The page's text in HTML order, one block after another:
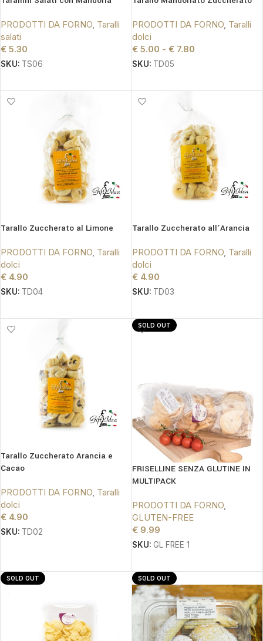
PRODOTTI DA FORNO, Taralli
salati
€ 5.30
SKU: TS06
PRODOTTI DA FORNO, Taralli
dolci
€5.00 - €7.80
SKU: TD05
Tarallo Zuccherato al Limone
PRODOTTI DA FORNO Taralli
dolci
€ 4.90
SKU: TD04
Tarallo Zuccherato all’Arancia
PRODOTTI DA FORNO, Taralli
dolci
€4.90
SKU: TD03
Tarallo Zuccherato Arancia e
Cacao
PRODOTTI DA FORNO Taralli
dolci
€ 4.90
SKU: TD02
SOLD OUT
FRISELLINE SENZA GLUTINE IN
MULTIPACK
PRODOTTI DA FORNO,
GLUTEN-FREE
€9.99
SKU: GL FREE 1
SOLD OUT SOLD OUT